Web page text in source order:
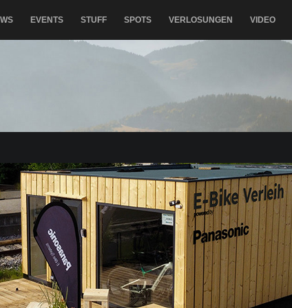
EVENTS STUFF SPOTS VERLOSUNGEN VIDEO